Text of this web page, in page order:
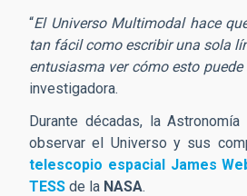
“El Universo Multimodal hace
tan fácil como escribir una sola
entusiasma ver cómo esto
investigadora.
Durante décadas, la
observar el Universo y sus
telescopio espacial James
TESS de la NASA.